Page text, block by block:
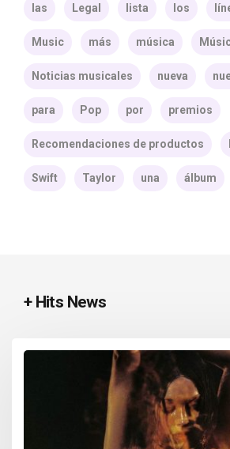
las Legal lista los
Music más música
Noticias musicales nueva
para Pop por premios
Recomendaciones de productos
Swift Taylor una álbum
+ Hits News